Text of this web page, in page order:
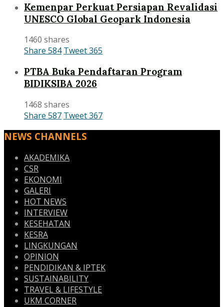
Kemenpar Perkuat Persiapan Revalidasi
UNESCO Global Geopark Indonesia
1460 shares
Share 584 Tweet365
PTBA Buka Pendaftaran Program
BIDIKSIBA 2026
1468 shares
Share 587 Tweet367
NEWS CHANNELS
AKADEMIKA
CSR
EKONOMI
GALERI
HOT NEWS
INTERVIEW
KESEHATAN
KESRA
LINGKUNGAN
OPINION
PENDIDIKAN & IPTEK
SUSTAINABILITY
TRAVEL & LIFESTYLE
UKM CORNER